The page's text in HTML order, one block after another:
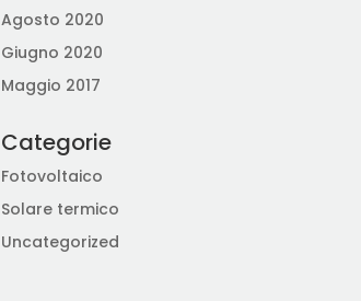
Agosto 2020
Giugno 2020
Maggio 2017
Categorie
Fotovoltaico
Solare termico
Uncategorized